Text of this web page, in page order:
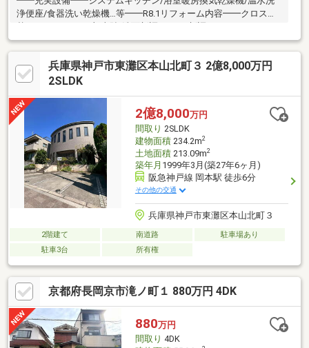
浄便座/食器洗い乾燥機…等━━R8.1リフォーム内容━━クロス貼
グ…等━━ACCESS━━①JR総持寺駅徒歩3分②阪急総持寺駅徒
歩12分━━周辺施設━━・庄栄小学校…歩6分・三島中学校…歩6
分・あいの三島こども園…歩8分・フレスコ…歩8分
━━━━━━━━＼簡単ネット予約／【見学予約する】より、見
兵庫県神戸市東灘区本山北町３ 2億8,000万円
2SLDK
2億8,000万円
間取り 2SLDK
建物面積234.2m2
土地面積213.09m2
築年月 1999年3月(築27年6ヶ月)
阪急神戸線 岡本駅 徒歩6分
その他の交通
兵庫県神戸市東灘区本山北町３
2階建て 南道路
駐車場あり
駐車3台
所有権
京都府長岡京市滝ノ町１ 880万円 4DK
880万円
間取り 4DK